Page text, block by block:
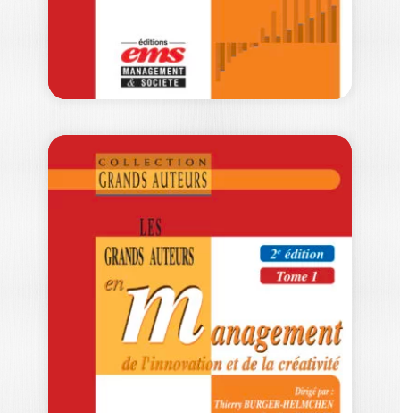
49,00€
LES GRANDS
AUTEURS EN
MANAGEMENT
DE…
THIERRY BURGER-HELMCHEN|
CAROLINE HUSSLER|